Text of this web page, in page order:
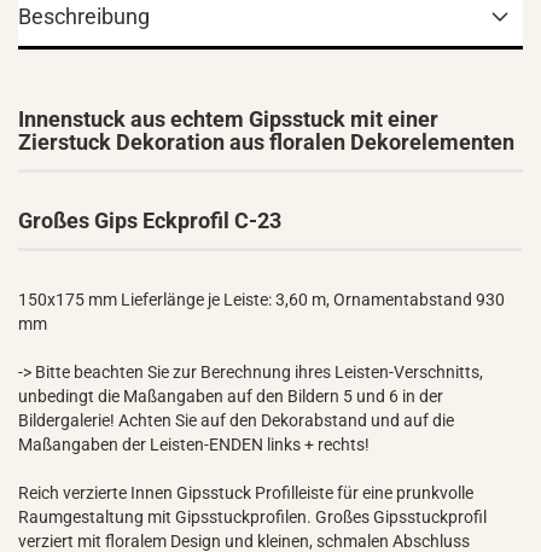
Beschreibung
Innenstuck aus echtem Gipsstuck mit einer
Zierstuck Dekoration aus floralen Dekorelementen
Großes Gips Eckprofil C-23
150x175 mm Lieferlänge je Leiste: 3,60 m, Ornamentabstand 930
mm
-> Bitte beachten Sie zur Berechnung ihres Leisten-Verschnitts,
unbedingt die Maßangaben auf den Bildern 5 und 6 in der
Bildergalerie! Achten Sie auf den Dekorabstand und auf die
Maßangaben der Leisten-ENDEN links + rechts!
Reich verzierte Innen Gipsstuck Profilleiste für eine prunkvolle
Raumgestaltung mit Gipsstuckprofilen. Großes Gipsstuckprofil
verziert mit floralem Design und kleinen, schmalen Abschluss